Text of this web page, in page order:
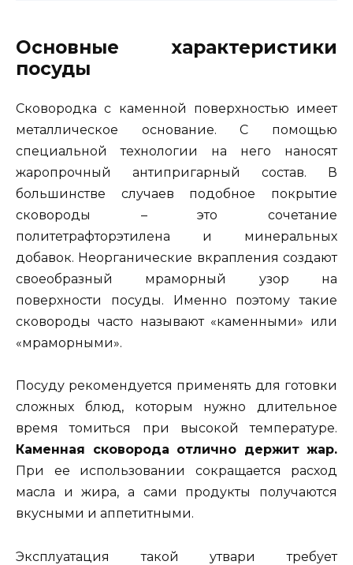
Основные характеристики
посуды
Сковородка с каменной поверхностью имеет
металлическое основание. С помощью
специальной технологии на него наносят
жаропрочный антипригарный состав. В
большинстве случаев подобное покрытие
сковороды – это сочетание
политетрафторэтилена и минеральных
добавок. Неорганические вкрапления создают
своеобразный мраморный узор на
поверхности посуды. Именно поэтому такие
сковороды часто называют «каменными» или
«мраморными».
Посуду рекомендуется применять для готовки
сложных блюд, которым нужно длительное
время томиться при высокой температуре.
Каменная сковорода отлично держит жар.
При ее использовании сокращается расход
масла и жира, а сами продукты получаются
вкусными и аппетитными.
Эксплуатация такой утвари требует